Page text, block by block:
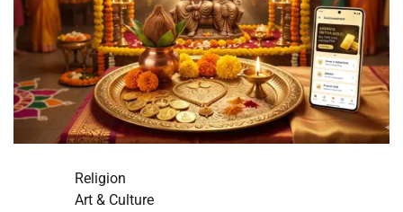
Religion
Art & Culture